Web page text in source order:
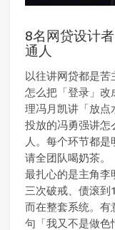
8名网贷设计
通人
以往讲网贷都是
怎么把「登录」改
理冯月凯讲「放点
投放的冯勇强讲怎
人。每个环节都
请全团队喝奶茶。
最扎心的是主角李
三次破戒、债滚到
而在整套系统。有
句「我又不是做色